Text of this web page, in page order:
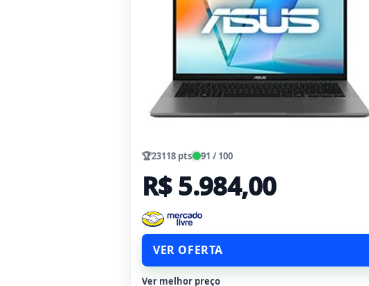
🏆23118 pts 91 / 100
R$ 5.984,00
VER OFERTA
Ver melhor preço